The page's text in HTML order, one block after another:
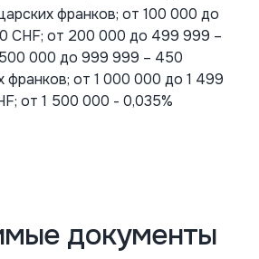
франков; от 100 000 до
CHF; от 200 000 до 499 999 –
000 до 999 999 – 450
франков; от 1 000 000 до 1 499
от 1 500 000 - 0,035%
документы